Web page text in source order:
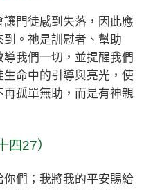
門徒感到失落，因此應
。祂是訓慰者、幫助
我們一切，並提醒我們
命中的引導與亮光，使
孤單無助，而是有神親
四27）
們；我將我的平安賜給